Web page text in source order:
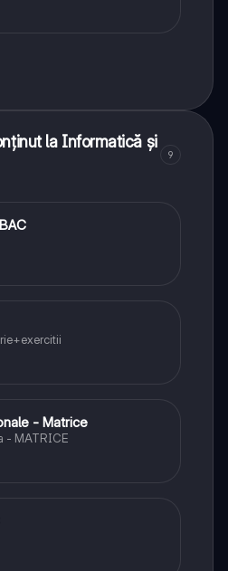
la Informatică și
9
- Matrice
- MATRICE